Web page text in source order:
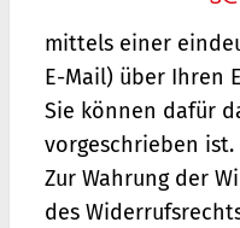
mittels einer
E-Mail) über Ihren
Sie können dafür
vorgeschrieben ist.
Zur Wahrung der
des